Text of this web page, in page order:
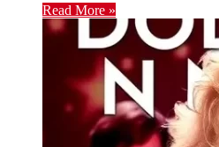
Read More »